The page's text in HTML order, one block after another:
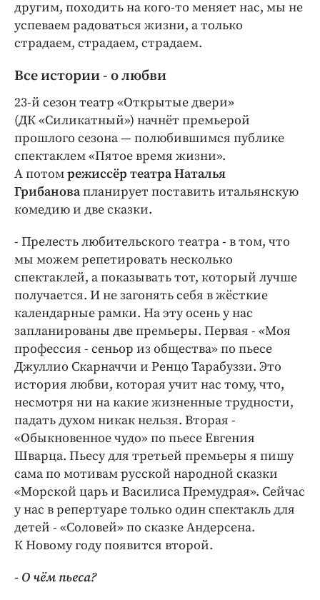
другим, походить на кого-то меняет нас, мы не
успеваем радоваться жизни, а только
страдаем, страдаем, страдаем.
Все истории - о любви
23-й сезон театр «Открытые двери»
(ДК «Силикатный») начнёт премьерой
прошлого сезона — полюбившимся публике
спектаклем «Пятое время жизни».
А потомрежиссёр театра Наталья
Грибановапланирует поставить итальянскую
комедию и две сказки.
- Прелесть любительского театра - в том, что
мы можем репетировать несколько
спектаклей, а показывать тот, который лучше
получается. И не загонять себя в жёсткие
календарные рамки. На эту осень у нас
запланированы две премьеры. Первая - «Моя
профессия - сеньор из общества» по пьесе
Джуллио Скарначчи и Ренцо Тарабуззи. Это
история любви, которая учит нас тому, что,
несмотря ни на какие жизненные трудности,
падать духом никак нельзя. Вторая -
«Обыкновенное чудо» по пьесе Евгения
Шварца. Пьесу для третьей премьеры я пишу
сама по мотивам русской народной сказки
«Морской царь и Василиса Премудрая». Сейчас
у нас в репертуаре только один спектакль для
детей - «Соловей» по сказке Андерсена.
К Новому году появится второй.
- О чём пьеса?